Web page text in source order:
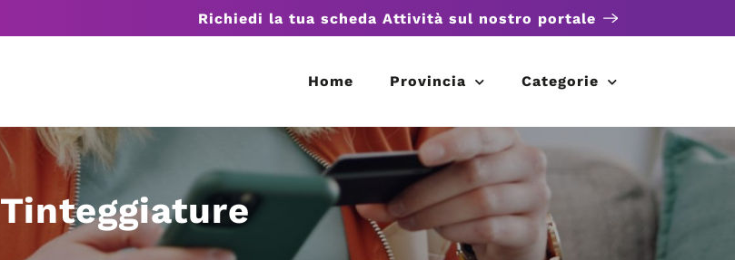
Richiedi la tua scheda Attività sul nostro portale
Home Provincia Categorie
Tinteggiature